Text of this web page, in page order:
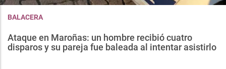
BALACERA
Ataque en Maroñas: un hombre recibió cuatro
disparos y su pareja fue baleada al intentar asistirlo